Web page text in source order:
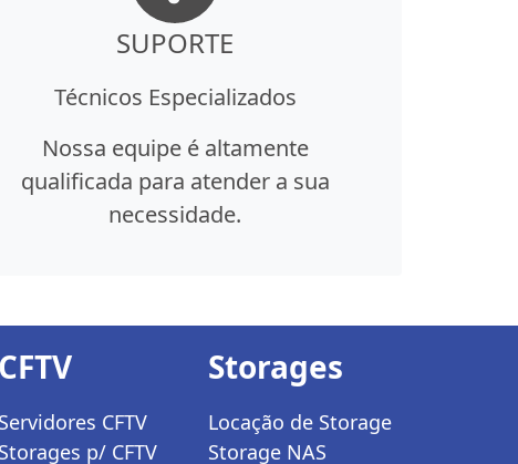
SUPORTE
Técnicos Especializados
Nossa equipe é altamente
qualificada para atender a sua
necessidade.
CFTV
Servidores CFTV
Storages p/ CFTV
Storages
Locação de Storage
Storage NAS